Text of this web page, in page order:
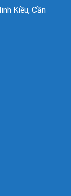
Kiều, Cần